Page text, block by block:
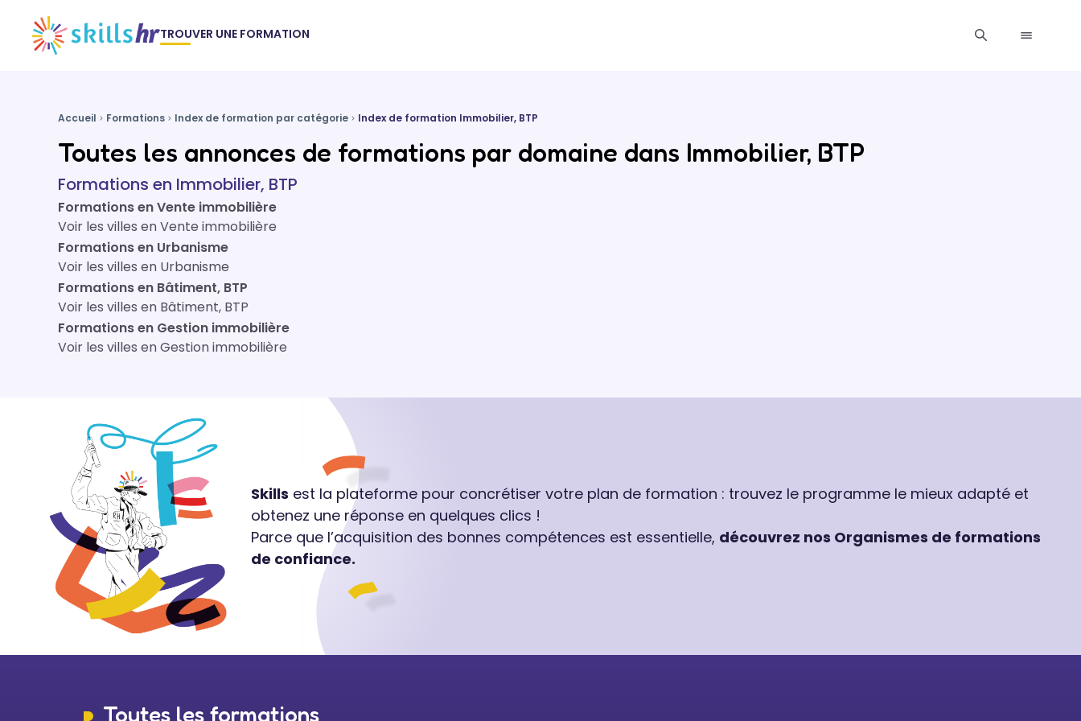
TROUVER UNE FORMATION
Accueil Formations Index de formation par catégorie Index de formation Immobilier, BTP
Toutes les annonces de formations par domaine dans Immobilier, BTP
Formations en Immobilier, BTP
Formations en Vente immobilière
Voir les villes en Vente immobilière
Formations en Urbanisme
Voir les villes en Urbanisme
Formations en Bâtiment, BTP
Voir les villes en Bâtiment, BTP
Formations en Gestion immobilière
Voir les villes en Gestion immobilière
Skills est la plateforme pour concrétiser votre plan de formation : trouvez le programme le mieux adapté et
obtenez une réponse en quelques clics !
Parce que l’acquisition des bonnes compétences est essentielle, découvrez nos Organismes de formations
de confiance.
Toutes les formations